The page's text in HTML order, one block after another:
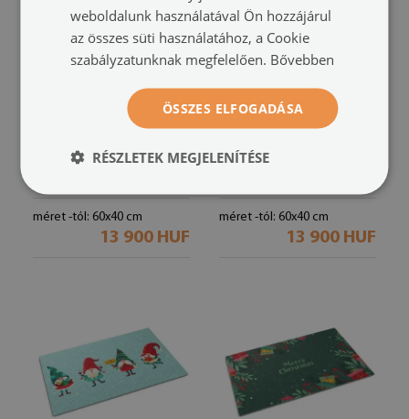
Lábtörlő
méret -tól: 60x40 cm
13 900 HUF
méret -tól: 60x40 cm
13 900 HUF
weboldalunk használatával Ön hozzájárul
az összes süti használatához, a Cookie
szabályzatunknak megfelelően. Bővebben
ÖSSZES ELFOGADÁSA
RÉSZLETEK MEGJELENÍTÉSE